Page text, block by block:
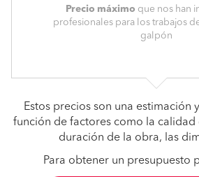
Precio máximo que nos han
profesionales para los trabajos
galpón
Estos precios son una estimación
función de factores como la calidad
duración de la obra, las
Para obtener un presupuesto